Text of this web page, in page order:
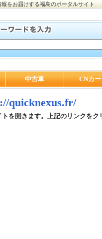
をお届けする福島のポータルサイト
中古車 CNカ
quicknexus.fr/
トを開きます。上記のリンクをク